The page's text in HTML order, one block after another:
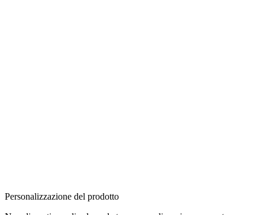
Personalizzazione del prodotto